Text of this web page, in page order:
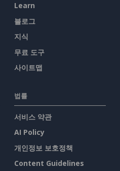
Learn
블로그
지식
무료 도구
사이트맵
법률
서비스 약관
AI Policy
개인정보 보호정책
Content Guidelines